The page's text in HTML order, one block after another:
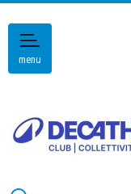
menu